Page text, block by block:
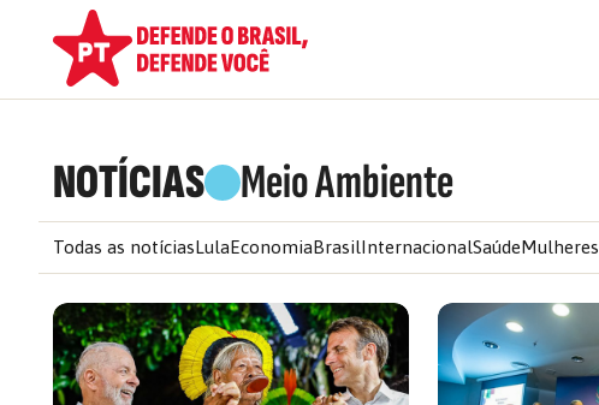
NOTÍCIAS Meio Ambiente
Todas as notíciasLulaEconomiaBrasilInternacionalSaúdeMulheres